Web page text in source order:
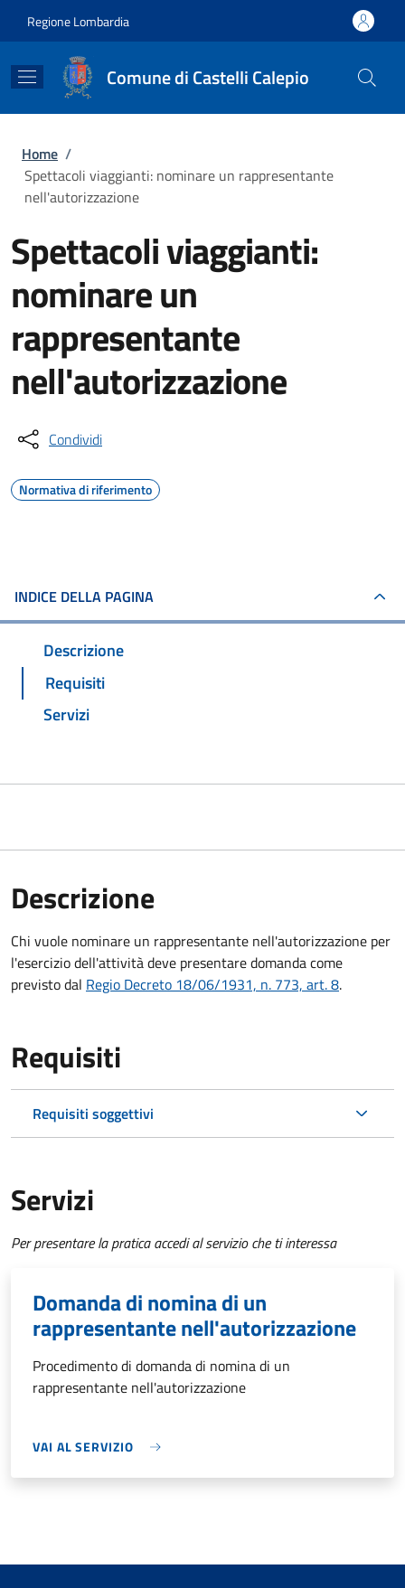
Regione Lombardia
Comune di Castelli Calepio
Briciole di pane
Home /
Spettacoli viaggianti: nominare un rappresentante
nell'autorizzazione
Spettacoli viaggianti:
nominare un
rappresentante
nell'autorizzazione
Condividi
Normativa di riferimento
INDICE DELLA PAGINA
Descrizione
Requisiti
Servizi
Descrizione
Chi vuole nominare un rappresentante nell'autorizzazione per
l'esercizio dell'attività deve presentare domanda come
previsto dal Regio Decreto 18/06/1931, n. 773, art. 8.
Requisiti
Requisiti soggettivi
Servizi
Per presentare la pratica accedi al servizio che ti interessa
Domanda di nomina di un
rappresentante nell'autorizzazione
Procedimento di domanda di nomina di un
rappresentante nell'autorizzazione
VAI AL SERVIZIO